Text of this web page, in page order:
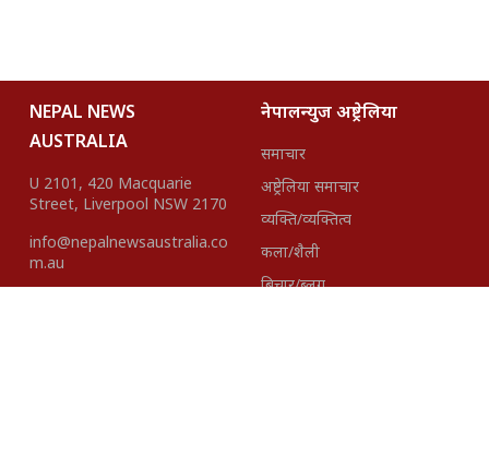
NEPAL NEWS
AUSTRALIA
U 2101, 420 Macquarie
Street, Liverpool NSW 2170
info@nepalnewsaustralia.co
m.au
नेपालन्युज अष्ट्रेलिया
समाचार
अष्ट्रेलिया समाचार
व्यक्ति/व्यक्तित्व
कला/शैली
बिचार/ब्लग